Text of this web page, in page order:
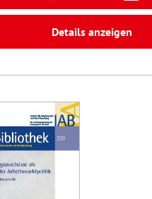
Details anzeigen